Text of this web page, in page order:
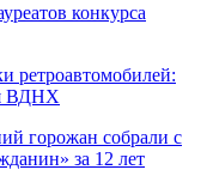
конкурса
ретроавтомобилей:
ВДНХ
горожан собрали с
за 12 лет